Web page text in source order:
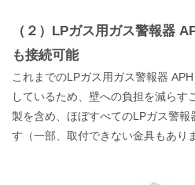
（２）LPガス用ガス警報器
も接続可能
これまでのLPガス用ガス警報器
しているため、壁への負担を減らす
製を含め、ほぼすべてのLPガス警報
す（一部、取付できない金具もあり